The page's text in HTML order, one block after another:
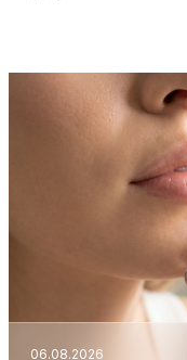
06.08.2026